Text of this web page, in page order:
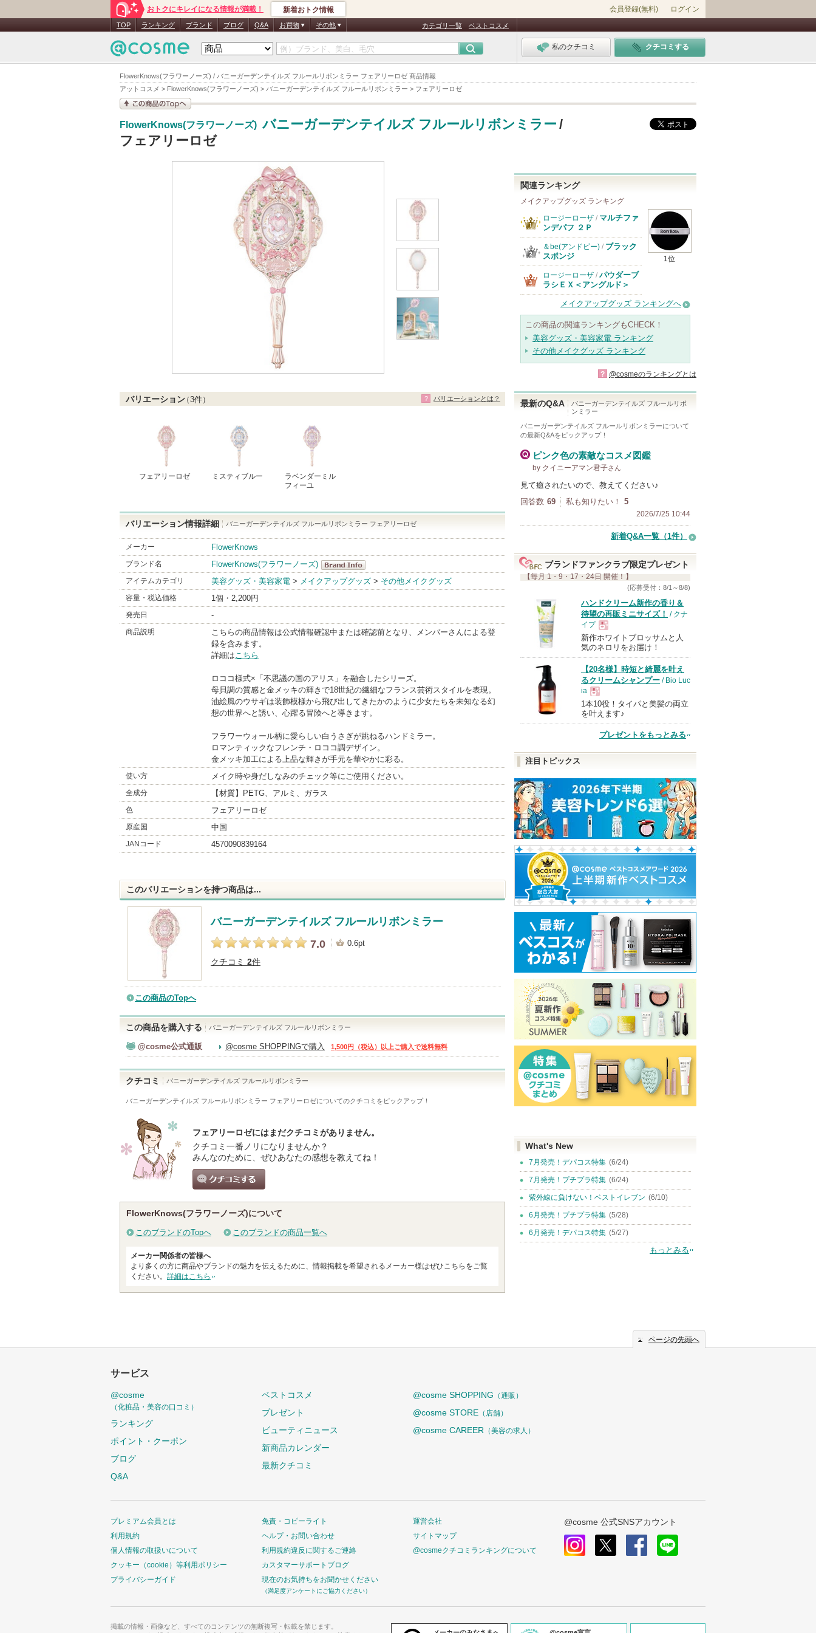
FlowerKnows(フラワーノーズ) / バニーガーデンテイルズ フルールリボンミラー フェアリーロゼ 商品情報
アットコスメ > FlowerKnows(フラワーノーズ) > バニーガーデンテイルズ フルールリボンミラー > フェアリーロゼ
おトクにキレイになる情報が満載！ 新着おトク情報 会員登録(無料) ログイン
TOP ランキング ブランド ブログ Q&A お買物 その他 カテゴリ一覧 ベストコスメ
私のクチコミ クチコミする
FlowerKnows(フラワーノーズ) バニーガーデンテイルズ フルールリボンミラー /
フェアリーロゼ
バリエーション（3件）
フェアリーロゼ ミスティブルー
ラベンダーミル
フィーユ
バリエーションとは？
バリエーション情報詳細 バニーガーデンテイルズ フルールリボンミラー フェアリーロゼ
メーカー FlowerKnows
ブランド名
FlowerKnows(フラワーノーズ)
FlowerKnows(
フラワーノー
ズ) BrandInfo
アイテムカテゴリ 美容グッズ・美容家電 > メイクアップグッズ > その他メイクグッズ
容量・税込価格 1個・2,200円
発売日 -
商品説明
こちらの商品情報は公式情報確認中または確認前となり、メンバーさんによる登
録を含みます。
詳細はこちら
ロココ様式×「不思議の国のアリス」を融合したシリーズ。
母貝調の質感と金メッキの輝きで18世紀の繊細なフランス芸術スタイルを表現。
油絵風のウサギは装飾模様から飛び出してきたかのように少女たちを未知なる幻
想の世界へと誘い、心躍る冒険へと導きます。
フラワーウォール柄に愛らしい白うさぎが跳ねるハンドミラー。
ロマンティックなフレンチ・ロココ調デザイン。
金メッキ加工による上品な輝きが手元を華やかに彩る。
使い方 メイク時や身だしなみのチェック等にご使用ください。
全成分 【材質】PETG、アルミ、ガラス
色 フェアリーロゼ
原産国 中国
JANコード 4570090839164
このバリエーションを持つ商品は...
バニーガーデンテイルズ フルールリボンミラー
7.0
0.6pt
クチコミ 2件
この商品のTopへ
この商品を購入する バニーガーデンテイルズ フルールリボンミラー
@cosme公式通販 @cosme SHOPPINGで購入 1,500円（税込）以上ご購入で送料無料
クチコミ バニーガーデンテイルズ フルールリボンミラー
バニーガーデンテイルズ フルールリボンミラー フェアリーロゼについてのクチコミをピックアップ！
フェアリーロゼにはまだクチコミがありません。
クチコミ一番ノリになりませんか？
みんなのために、ぜひあなたの感想を教えてね！
FlowerKnows(フラワーノーズ)について
このブランドのTopへ このブランドの商品一覧へ
メーカー関係者の皆様へ
より多くの方に商品やブランドの魅力を伝えるために、情報掲載を希望されるメーカー様はぜひこちらをご覧
ください。 詳細はこちら
関連ランキング
メイクアップグッズ ランキング
1位
ロージーローザ / マルチファ
ンデパフ ２Ｐ
＆be(アンドビー) / ブラック
スポンジ
ロージーローザ / パウダーブ
ラシＥＸ＜アングルド＞
メイクアップグッズ ランキングへ
この商品の関連ランキングもCHECK！
美容グッズ・美容家電 ランキング
その他メイクグッズ ランキング
? @cosmeのランキングとは
最新のQ&A
バニーガーデンテイルズ フルールリボ
ンミラー
バニーガーデンテイルズ フルールリボンミラーについて
の最新Q&Aをピックアップ！
ピンク色の素敵なコスメ図鑑
by クイニーアマン君子さん
見て癒されたいので、教えてください♪
回答数 69 私も知りたい！ 5
2026/7/25 10:44
新着Q&A一覧（1件）
ブランドファンクラブ限定プレゼント
【毎月 1・9・17・24日 開催！】
(応募受付：8/1～8/8)
ハンドクリーム新作の香り＆
待望の再販ミニサイズ！ / クナ
イプ
現
品
新作ホワイトブロッサムと人
気のネロリをお届け！
【20名様】時短と綺麗を叶え
るクリームシャンプー / Bio Luc
ia
現
1本10役！タイパと美髪の両立
を叶えます♪
プレゼントをもっとみる
注目トピックス
What's New
7月発売！デパコス特集 (6/24)
7月発売！プチプラ特集 (6/24)
紫外線に負けない！ベストイレブン (6/10)
6月発売！プチプラ特集 (5/28)
6月発売！デパコス特集 (5/27)
もっとみる
ページの先頭へ
サービス
@cosme
（化粧品・美容の口コミ）
ランキング
ポイント・クーポン
ブログ
Q&A
ベストコスメ
プレゼント
ビューティニュース
新商品カレンダー
最新クチコミ
@cosme SHOPPING （通販）
@cosme STORE （店舗）
@cosme CAREER （美容の求人）
プレミアム会員とは
利用規約
個人情報の取扱いについて
クッキー（cookie）等利用ポリシー
プライバシーガイド
免責・コピーライト
ヘルプ・お問い合わせ
利用規約違反に関するご連絡
カスタマーサポートブログ
現在のお気持ちをお聞かせください
（満足度アンケートにご協力ください）
運営会社
サイトマップ
@cosmeクチコミランキングについて
@cosme 公式SNSアカウント
掲載の情報・画像など、すべてのコンテンツの無断複写・転載を禁じます。